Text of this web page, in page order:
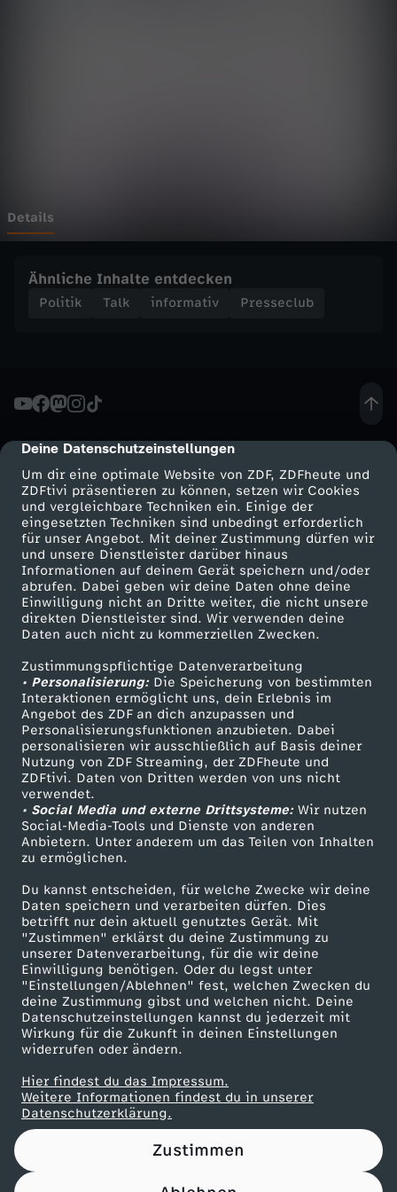
cmp-dialog-description
Deine Datenschutzeinstellungen
Um dir eine optimale Website von ZDF, ZDFheute und
ZDFtivi präsentieren zu können, setzen wir Cookies
und vergleichbare Techniken ein. Einige der
eingesetzten Techniken sind unbedingt erforderlich
für unser Angebot. Mit deiner Zustimmung dürfen wir
und unsere Dienstleister darüber hinaus
Informationen auf deinem Gerät speichern und/oder
abrufen. Dabei geben wir deine Daten ohne deine
Einwilligung nicht an Dritte weiter, die nicht unsere
direkten Dienstleister sind. Wir verwenden deine
Daten auch nicht zu kommerziellen Zwecken.
Zustimmungspflichtige Datenverarbeitung
• Personalisierung:Die Speicherung von bestimmten
Interaktionen ermöglicht uns, dein Erlebnis im
Angebot des ZDF an dich anzupassen und
Personalisierungsfunktionen anzubieten. Dabei
personalisieren wir ausschließlich auf Basis deiner
Nutzung von ZDF Streaming, der ZDFheute und
ZDFtivi. Daten von Dritten werden von uns nicht
verwendet.
• Social Media und externe Drittsysteme:Wir nutzen
Social-Media-Tools und Dienste von anderen
Anbietern. Unter anderem um das Teilen von Inhalten
zu ermöglichen.
Du kannst entscheiden, für welche Zwecke wir deine
Daten speichern und verarbeiten dürfen. Dies
betrifft nur dein aktuell genutztes Gerät. Mit
"Zustimmen" erklärst du deine Zustimmung zu
unserer Datenverarbeitung, für die wir deine
Einwilligung benötigen. Oder du legst unter
"Einstellungen/Ablehnen" fest, welchen Zwecken du
deine Zustimmung gibst und welchen nicht. Deine
Datenschutzeinstellungen kannst du jederzeit mit
Wirkung für die Zukunft in deinen Einstellungen
widerrufen oder ändern.
Hier findest du das Impressum.
Weitere Informationen findest du in unserer
Datenschutzerklärung.
Zustimmen
k
a
n
e
-
G
i
p
f
e
l
:
S
h
o
w
o
d
e
r
Details
Ähnliche Inhalte entdecken
Politik Talk informativ Presseclub
Mehr ZDF
ZDF-Apps
Smart TV
ZDFtext
Livestreams
Sendungen A-Z
TV-Programm
Service
ZDFmitreden
Kontakt zum ZDF
Tickets
Zuschauerservice
Hilfe
ZDF Unternehmen
Karriere
ZDF goes Schule
Werbefernsehen
Mainzelmännchen
Partner